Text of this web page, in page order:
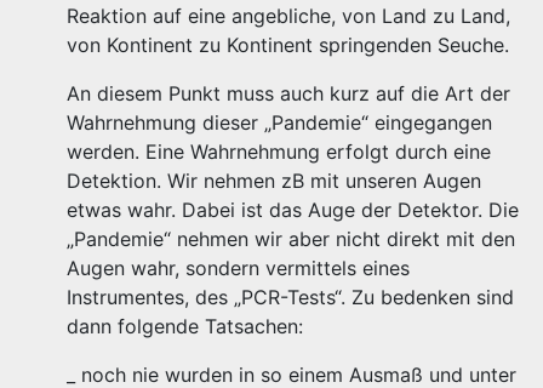
Reaktion auf eine angebliche, von Land zu Land,
von Kontinent zu Kontinent springenden Seuche.
An diesem Punkt muss auch kurz auf die Art der
Wahrnehmung dieser „Pandemie“ eingegangen
werden. Eine Wahrnehmung erfolgt durch eine
Detektion. Wir nehmen zB mit unseren Augen
etwas wahr. Dabei ist das Auge der Detektor. Die
„Pandemie“ nehmen wir aber nicht direkt mit den
Augen wahr, sondern vermittels eines
Instrumentes, des „PCR-Tests“. Zu bedenken sind
dann folgende Tatsachen:
_ noch nie wurden in so einem Ausmaß und unter